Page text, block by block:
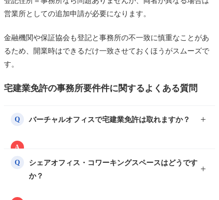
営業所としての追加申請が必要になります。
金融機関や保証協会も登記と事務所の不一致に慎重なことがあ
るため、開業時はできるだけ一致させておくほうがスムーズで
す。
宅建業免許の事務所要件件に関するよくある質問
Q バーチャルオフィスで宅建業免許は取れますか？
A
なく、来客対応や掲示ができないため、宅建業の事務
所要件を満たしません。
Q
シェアオフィス・コワーキングスペースはどうです
か？